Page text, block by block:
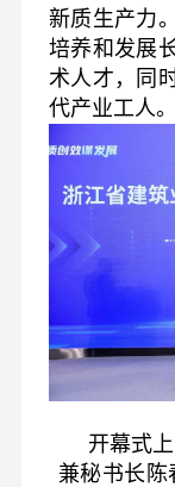
新质生产力
培养和发展
术人才，同
代产业工人。
开幕式上
兼秘书长陈